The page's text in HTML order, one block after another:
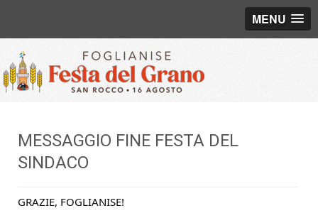
MENU
MESSAGGIO FINE FESTA DEL
SINDACO
GRAZIE, FOGLIANISE!